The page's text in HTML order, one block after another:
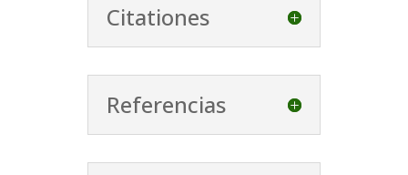
Citationes
Referencias